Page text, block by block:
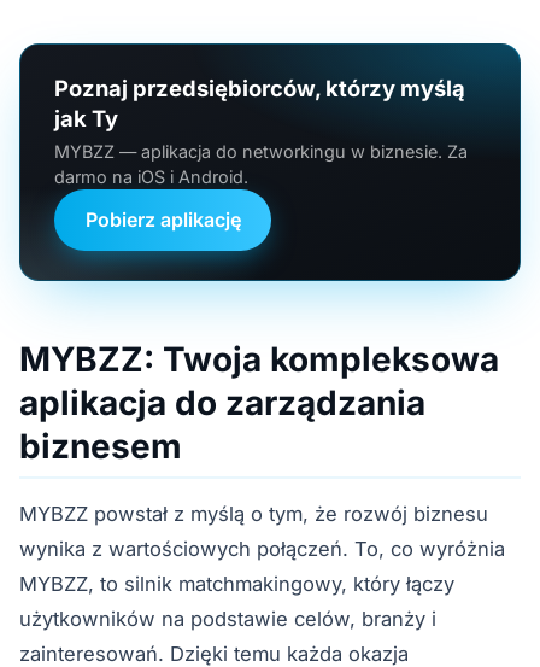
Poznaj przedsiębiorców, którzy myślą
jak Ty
MYBZZ — aplikacja do networkingu w biznesie. Za
darmo na iOS i Android.
Pobierz aplikację
MYBZZ: Twoja kompleksowa
aplikacja do zarządzania
biznesem
MYBZZ powstał z myślą o tym, że rozwój biznesu
wynika z wartościowych połączeń. To, co wyróżnia
MYBZZ, to silnik matchmakingowy, który łączy
użytkowników na podstawie celów, branży i
zainteresowań. Dzięki temu każda okazja